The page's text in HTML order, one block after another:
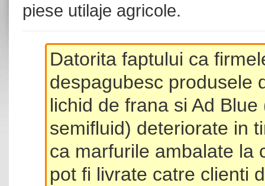
piese utilaje agricole.
Datorita faptului ca
despagubesc produsele
lichid de frana si Ad
semifluid) deteriorate in
ca marfurile ambalate la
pot fi livrate catre clienti